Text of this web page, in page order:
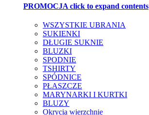
PROMOCJA click to expand contents
WSZYSTKIE UBRANIA
SUKIENKI
DŁUGIE SUKNIE
BLUZKI
SPODNIE
TSHIRTY
SPÓDNICE
PŁASZCZE
MARYNARKI I KURTKI
BLUZY
Okrycia wierzchnie